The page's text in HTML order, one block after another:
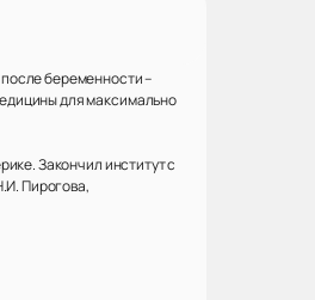
беременности –
для максимально
Закончил институт с
Пирогова,